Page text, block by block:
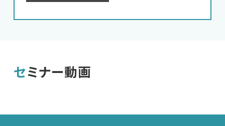
セミナー動画